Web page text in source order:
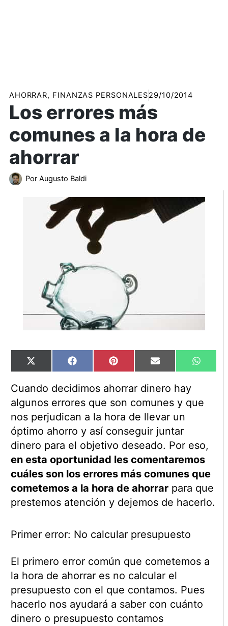
AHORRAR, FINANZAS PERSONALES29/10/2014
Los errores más
comunes a la hora de
ahorrar
Por Augusto Baldi
Compartir
en
X
(Twitter)
Compartir
en
Facebook Compartir
en
Pinterest Compartir
en
Email
en
Cuando decidimos ahorrar dinero hay
algunos errores que son comunes y que
nos perjudican a la hora de llevar un
óptimo ahorro y así conseguir juntar
dinero para el objetivo deseado. Por eso,
en esta oportunidad les comentaremos
cuáles son los errores más comunes que
cometemos a la hora de ahorrarpara que
prestemos atención y dejemos de hacerlo.
Primer error: No calcular presupuesto
El primero error común que cometemos a
la hora de ahorrar es no calcular el
presupuesto con el que contamos. Pues
hacerlo nos ayudará a saber con cuánto
dinero o presupuesto contamos